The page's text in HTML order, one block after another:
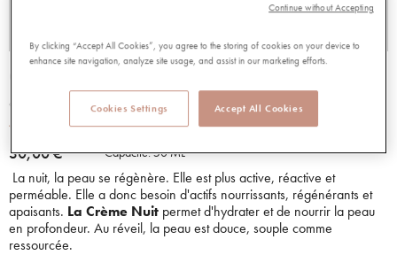
CREME NUIT
93260
4.70 out of 5 Customer Rating
4.70/5.00 Lire les avis
30,00 € Capacité:50 ML
La nuit, la peau se régènère. Elle est plus active, réactive et
perméable. Elle a donc besoin d'actifs nourrissants, régénérants et
apaisants. La Crème Nuit permet d'hydrater et de nourrir la peau
en profondeur. Au réveil, la peau est douce, souple comme
ressourcée.
By clicking “Accept All Cookies”, you agree to the storing of cookies on your device to
enhance site navigation, analyze site usage, and assist in our marketing efforts.
Accept All Cookies
Cookies Settings
Continue without Accepting